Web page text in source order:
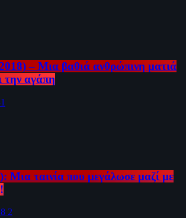
– Μια βαθιά ανθρώπινη ματιά
την αγάπη
Μια ταινία που μεγάλωσε μαζί με
2